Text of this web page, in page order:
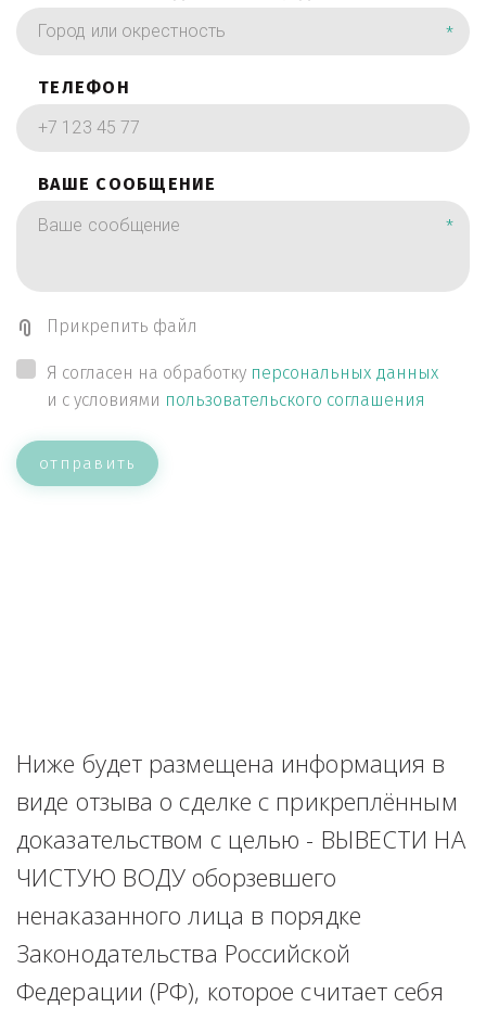
*
ТЕЛЕФОН
ВАШЕ СООБЩЕНИЕ
*
Прикрепить файл
Я согласен на обработку персональных данных
и с условиями пользовательского соглашения
отправить
Ниже будет размещена информация в
виде отзыва о сделке с прикреплённым
доказательством с целью - ВЫВЕСТИ НА
ЧИСТУЮ ВОДУ оборзевшего
ненаказанного лица в порядке
Законодательства Российской
Федерации (РФ), которое считает себя